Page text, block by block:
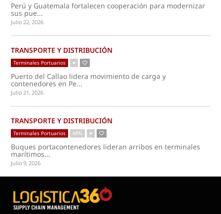
Perú y Guatemala fortalecen cooperación para modernizar
sus pue...
Julio 22, 2026
TRANSPORTE Y DISTRIBUCIÓN
Terminales Portuarios
Puerto del Callao lidera movimiento de carga y
contenedores en Pe...
Julio 21, 2026
TRANSPORTE Y DISTRIBUCIÓN
Terminales Portuarios APN
Buques portacontenedores lideran arribos en terminales
marítimos...
Julio 9, 2026